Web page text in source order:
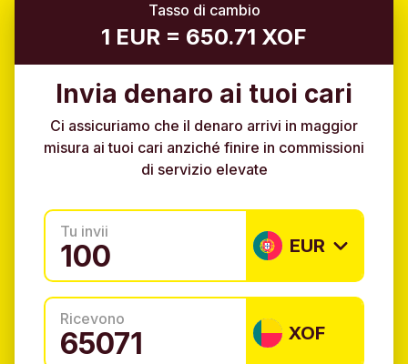
Tasso di cambio
1 EUR = 650.71 XOF
Invia denaro ai tuoi cari
Ci assicuriamo che il denaro arrivi in maggior
misura ai tuoi cari anziché finire in commissioni
di servizio elevate
Tu invii
EUR
Ricevono
XOF